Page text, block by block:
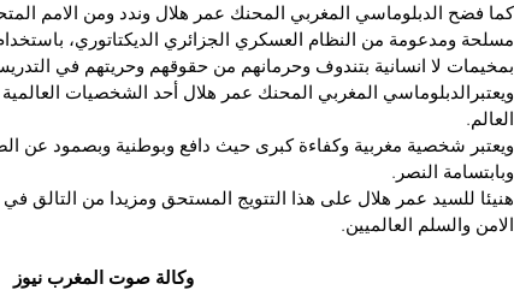
كما فضح الدبلوماسي المغربي المحنك عمر هلال وندد ومن الامم
مسلحة ومدعومة من النظام العسكري الجزائري الديكتاتوري،
بمخيمات لا انسانية بتندوف وحرمانهم من حقوقهم وحريتهم في
ويعتبرالدبلوماسي المغربي المحنك عمر هلال أحد الشخصيات
العالم.
ويعتبر شخصية مغربية وكفاءة كبرى حيث دافع وبوطنية وبصمود عن
وبابتسامة النصر.
هنيئا للسيد عمر هلال على هذا التتويج المستحق ومزيدا من التالق
الامن والسلم العالميين.
وكالة صوت المغرب نيوز